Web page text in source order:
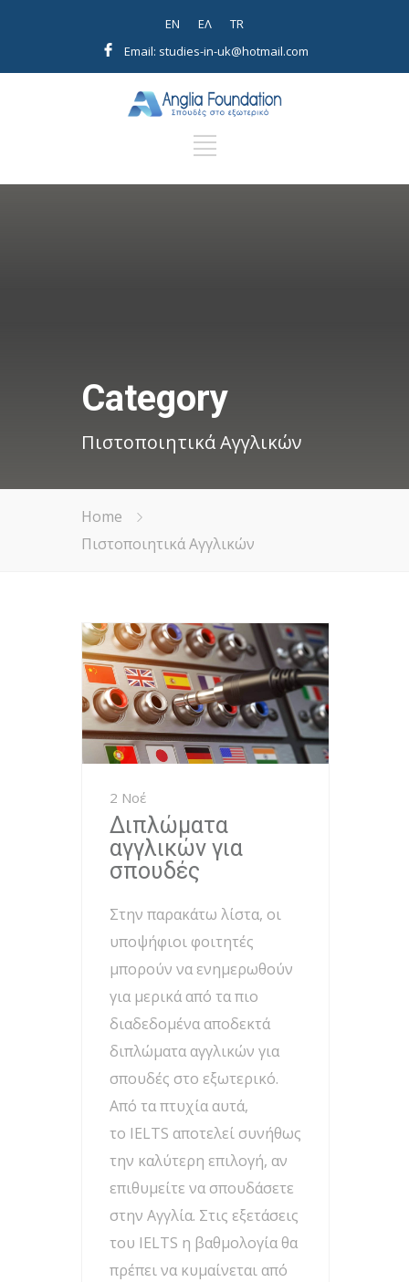
EN EΛ
TR
Email: studies-in-uk@hotmail.com
Category
Πιστοποιητικά Αγγλικών
Home
Πιστοποιητικά Αγγλικών
2 Νοέ
Διπλώματα
αγγλικών για
σπουδές
Στην παρακάτω λίστα, οι
υποψήφιοι φοιτητές
μπορούν να ενημερωθούν
για μερικά από τα πιο
διαδεδομένα αποδεκτά
διπλώματα αγγλικών για
σπουδές στο εξωτερικό.
Από τα πτυχία αυτά,
το IELTS αποτελεί συνήθως
την καλύτερη επιλογή, αν
επιθυμείτε να σπουδάσετε
στην Αγγλία. Στις εξετάσεις
του IELTS η βαθμολογία θα
πρέπει να κυμαίνεται από